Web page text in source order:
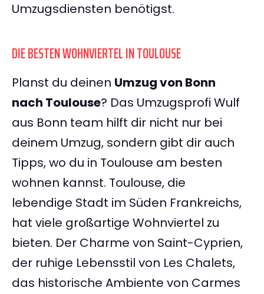
Umzugsdiensten benötigst.
DIE BESTEN WOHNVIERTEL IN TOULOUSE
Planst du deinen Umzug von Bonn
nach Toulouse? Das Umzugsprofi Wulf
aus Bonn team hilft dir nicht nur bei
deinem Umzug, sondern gibt dir auch
Tipps, wo du in Toulouse am besten
wohnen kannst. Toulouse, die
lebendige Stadt im Süden Frankreichs,
hat viele großartige Wohnviertel zu
bieten. Der Charme von Saint-Cyprien,
der ruhige Lebensstil von Les Chalets,
das historische Ambiente von Carmes